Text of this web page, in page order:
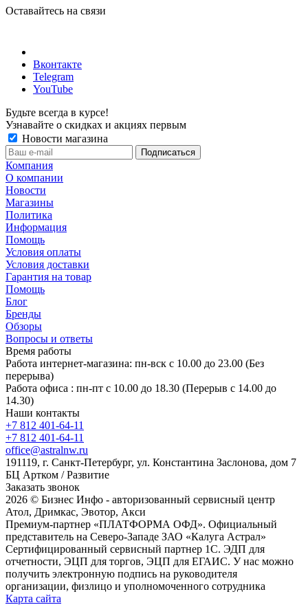
Оставайтесь на связи
Вконтакте
Telegram
YouTube
Будьте всегда в курсе!
Узнавайте о скидках и акциях первым
Новости магазина
Компания
О компании
Новости
Магазины
Политика
Информация
Помощь
Условия оплаты
Условия доставки
Гарантия на товар
Помощь
Блог
Бренды
Обзоры
Вопросы и ответы
Время работы
Работа интернет-магазина: пн-вск с 10.00 до 23.00 (Без
перерыва)
Работа офиса : пн-пт с 10.00 до 18.30 (Перерыв с 14.00 до
14.30)
Наши контакты
+7 812 401-64-11
+7 812 401-64-11
office@astralnw.ru
191119, г. Санкт-Петербург, ул. Константина Заслонова, дом 7
БЦ Артком / Развитие
Заказать звонок
2026 © Бизнес Инфо - авторизованный сервисный центр
Атол, Дримкас, Эвотор, Акси
Премиум-партнер «ПЛАТФОРМА ОФД». Официальный
представитель на Северо-Западе ЗАО «Калуга Астрал»
Сертифицированный сервисный партнер 1C. ЭДП для
отчетности, ЭЦП для торгов, ЭЦП для ЕГАИС. У нас можно
получить электронную подпись на руководителя
организации, физлицо и уполномоченного сотрудника
Карта сайта